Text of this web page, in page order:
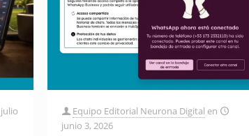
julio
Equipo Editorial Neurona Digital en
junio 3, 2026